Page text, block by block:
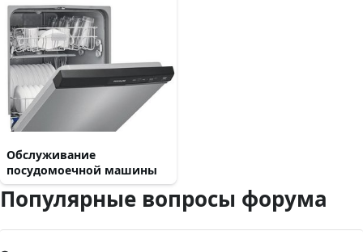
Обслуживание
посудомоечной машины
Популярные вопросы форума